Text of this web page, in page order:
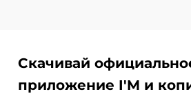
Скачивай
приложение I'M и